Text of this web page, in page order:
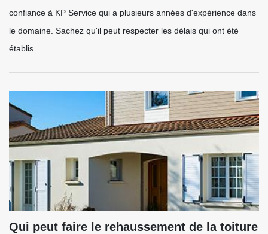
confiance à KP Service qui a plusieurs années d'expérience dans
le domaine. Sachez qu'il peut respecter les délais qui ont été
établis.
Qui peut faire le rehaussement de la toiture